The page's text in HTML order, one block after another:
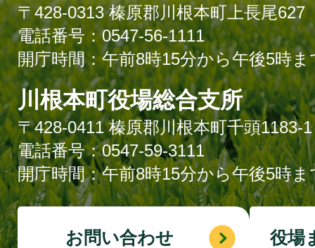
〒428-0313 榛原郡川根本町上長尾627
電話番号：0547-56-1111
開庁時間：午前8時15分から午後5時ま
川根本町役場総合支所
〒428-0411 榛原郡川根本町千頭1183-1
電話番号：0547-59-3111
開庁時間：午前8時15分から午後5時ま
お問い合わせ 役場